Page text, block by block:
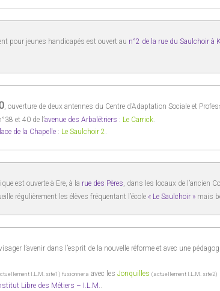
pour jeunes handicapés est ouvert au n°2 de la rue du Saulchoir à
, ouverture de deux antennes du Centre d’Adaptation Sociale et
et 40 de l’avenue des Arbalétriers : Le Carrick.
de la Chapelle : Le Saulchoir 2.
est ouverte à Ere, à la rue des Pères, dans les locaux de l’ancien
régulièrement les élèves fréquentant l’école « Le Saulchoir » mais
l’avenir dans l’esprit de la nouvelle réforme et avec une
I.L.M. site1) fusionnera avec les Jonquilles (actuellement I.L.M. site2)
Libre des Métiers – I.L.M..